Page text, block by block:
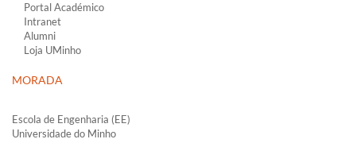
Portal Académico
Intranet
Alumni
Loja UMinho
MORADA
Escola de Engenharia (EE)
Universidade do Minho